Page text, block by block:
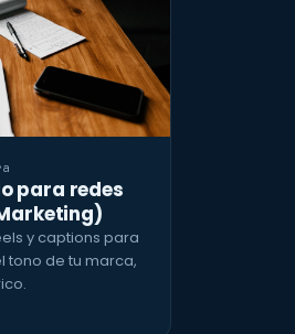
para redes
y captions para
tono de tu marca,